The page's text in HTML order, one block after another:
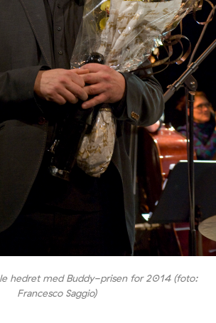
hedret med Buddy-prisen for 2014 (foto:
Francesco Saggio)